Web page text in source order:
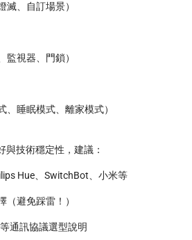
、自訂場景）
視器、門鎖）
睡眠模式、離家模式）
與技術穩定性，建議：
Hue、SwitchBot、小米等
避免踩雷！）
通訊協議選型說明